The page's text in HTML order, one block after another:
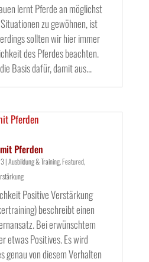
lernt Pferde an möglichst
zu gewöhnen, ist
sollten wir hier immer
des Pferdes beachten.
Basis dafür, damit aus...
Pferden
|Ausbildung & Training,Featured,
Positive Verstärkung
beschreibt einen
Bei erwünschtem
etwas Positives. Es wird
genau von diesem Verhalten